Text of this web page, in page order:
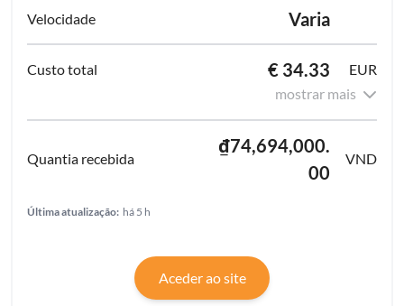
Varia
€ 34.33
EUR
mostrar mais
₫74,694,000.
00
VND
Última atualização: há 5 h
Aceder ao site